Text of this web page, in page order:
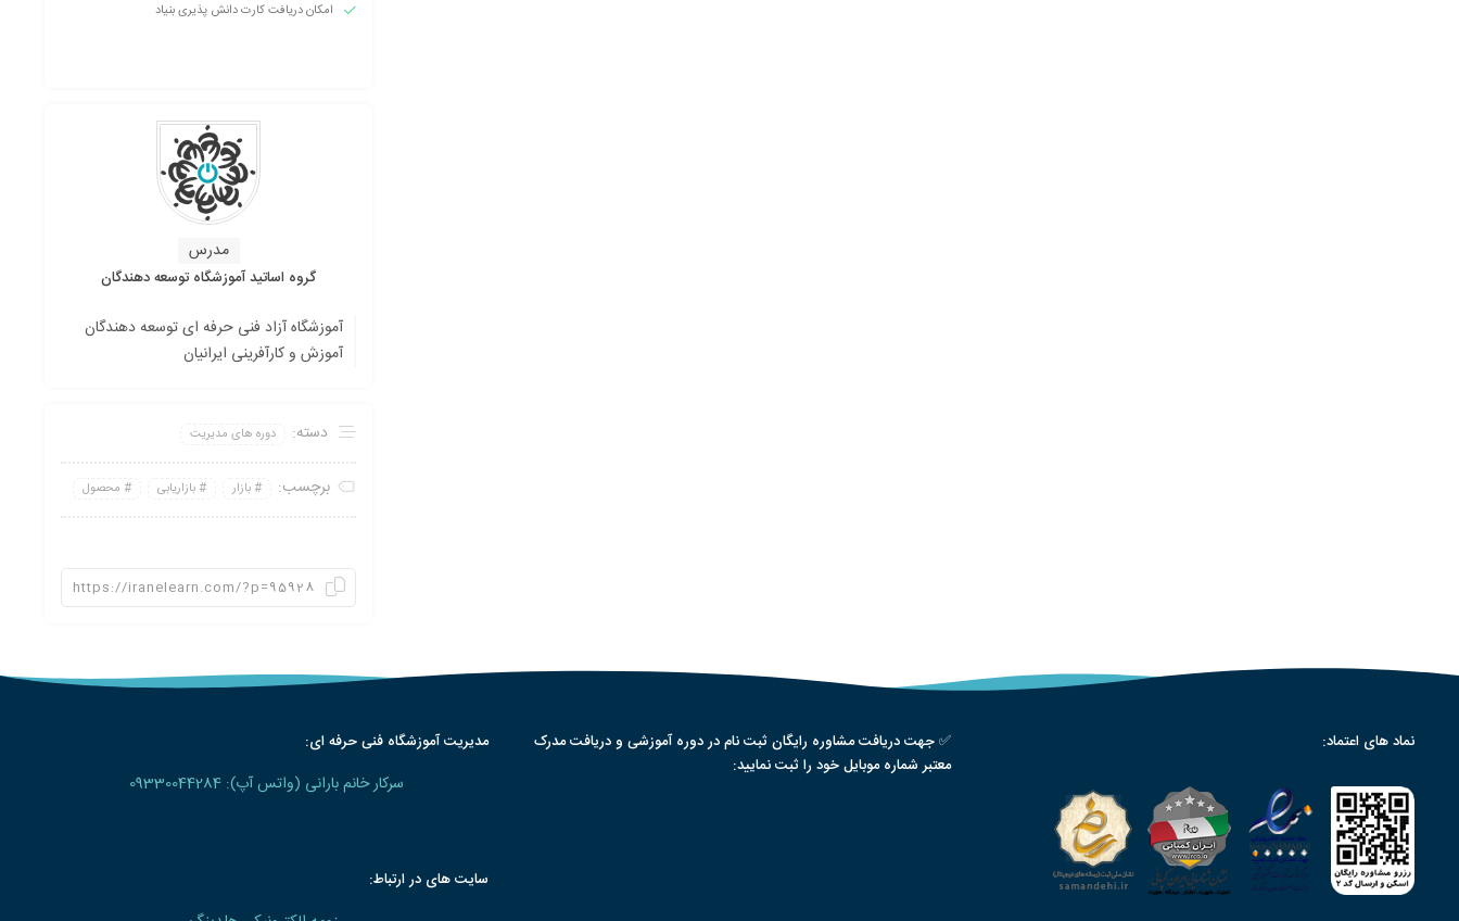
امکان دریافت کارت دانش پذیری بنیاد
مدرس
گروه اساتید آموزشگاه توسعه دهندگان
آموزشگاه آزاد فنی حرفه ای توسعه دهندگان
آموزش و کارآفرینی ایرانیان
دسته: دوره های مدیریت
برچسب: بازار بازاریابی محصول
نماد های اعتماد:
✅ جهت دریافت مشاوره رایگان ثبت نام در دوره آموزشی و دریافت مدرک
معتبر شماره موبایل خود را ثبت نمایید:
مدیریت آموزشگاه فنی حرفه ای:
سرکار خانم بارانی (واتس آپ): 09330044284
سایت های در ارتباط: